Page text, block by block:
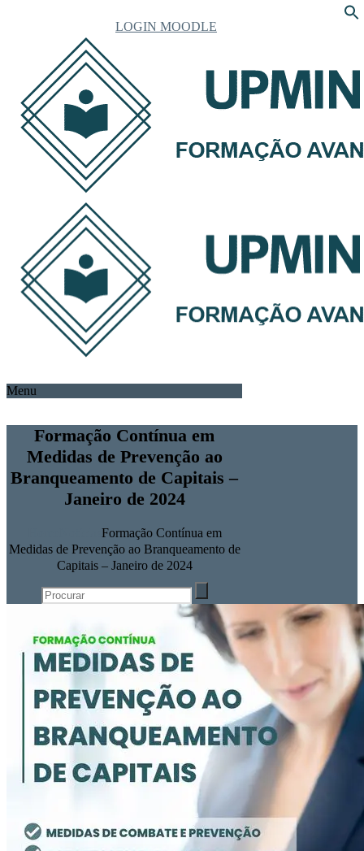
LOGIN MOODLE
Menu
Formação Contínua em
Medidas de Prevenção ao
Branqueamento de Capitais –
Janeiro de 2024
Formação Contínua em
Medidas de Prevenção ao Branqueamento de
Capitais – Janeiro de 2024